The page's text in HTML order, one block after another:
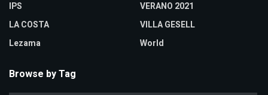
IPS
LA COSTA
Lezama
VERANO 2021
VILLA GESELL
World
Browse by Tag